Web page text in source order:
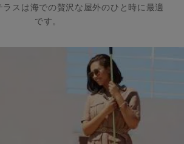
ラスは海での贅沢な屋外のひと時に最適
です。